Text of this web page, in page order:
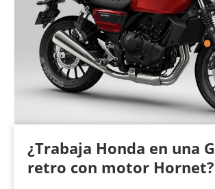
¿Trabaja Honda en una
retro con motor Hornet?